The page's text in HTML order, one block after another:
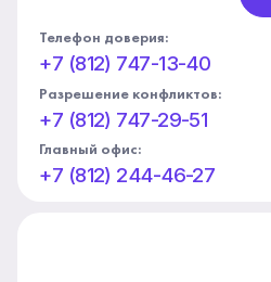
Телефон доверия:
+7 (812) 747-13-40
Разрешение конфликтов:
+7 (812) 747-29-51
Главный офис:
+7 (812) 244-46-27